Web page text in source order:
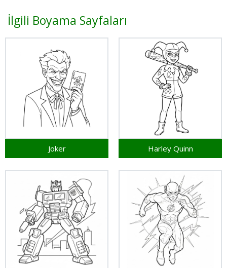
İlgili Boyama Sayfaları
Joker Harley Quinn